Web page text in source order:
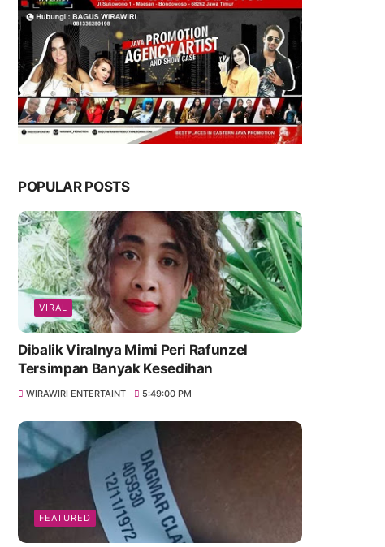
POPULAR POSTS
VIRAL
Dibalik Viralnya Mimi Peri Rafunzel
Tersimpan Banyak Kesedihan
WIRAWIRI ENTERTAINT 5:49:00 PM
FEATURED